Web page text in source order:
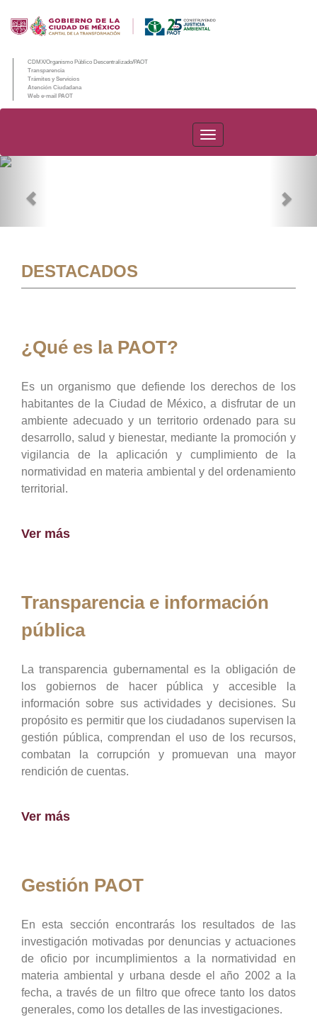
CDMX/Organismo Público Descentralizado/PAOT
Transparencia
Trámites y Servicios
Atención Ciudadana
Web e-mail PAOT
PAOT
DESTACADOS
¿Qué es la PAOT?
Es un organismo que defiende los derechos de los
habitantes de la Ciudad de México, a disfrutar de un
ambiente adecuado y un territorio ordenado para su
desarrollo, salud y bienestar, mediante la promoción y
vigilancia de la aplicación y cumplimiento de la
normatividad en materia ambiental y del ordenamiento
territorial.
Ver más
Transparencia e información
pública
La transparencia gubernamental es la obligación de
los gobiernos de hacer pública y accesible la
información sobre sus actividades y decisiones. Su
propósito es permitir que los ciudadanos supervisen la
gestión pública, comprendan el uso de los recursos,
combatan la corrupción y promuevan una mayor
rendición de cuentas.
Ver más
Gestión PAOT
En esta sección encontrarás los resultados de las
investigación motivadas por denuncias y actuaciones
de oficio por incumplimientos a la normatividad en
materia ambiental y urbana desde el año 2002 a la
fecha, a través de un filtro que ofrece tanto los datos
generales, como los detalles de las investigaciones.